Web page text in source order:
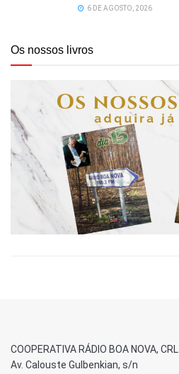
6 DE AGOSTO, 2026
Os nossos livros
COOPERATIVA RÁDIO BOA NOVA, CRL
Av. Calouste Gulbenkian, s/n